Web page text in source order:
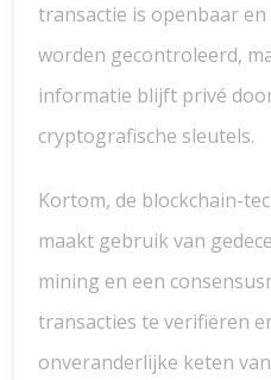
transactie is openbaar
worden gecontroleerd,
informatie blijft privé
cryptografische sleutels.
Kortom, de blockchain-
maakt gebruik van
mining en een
transacties te verifiëren
onveranderlijke keten